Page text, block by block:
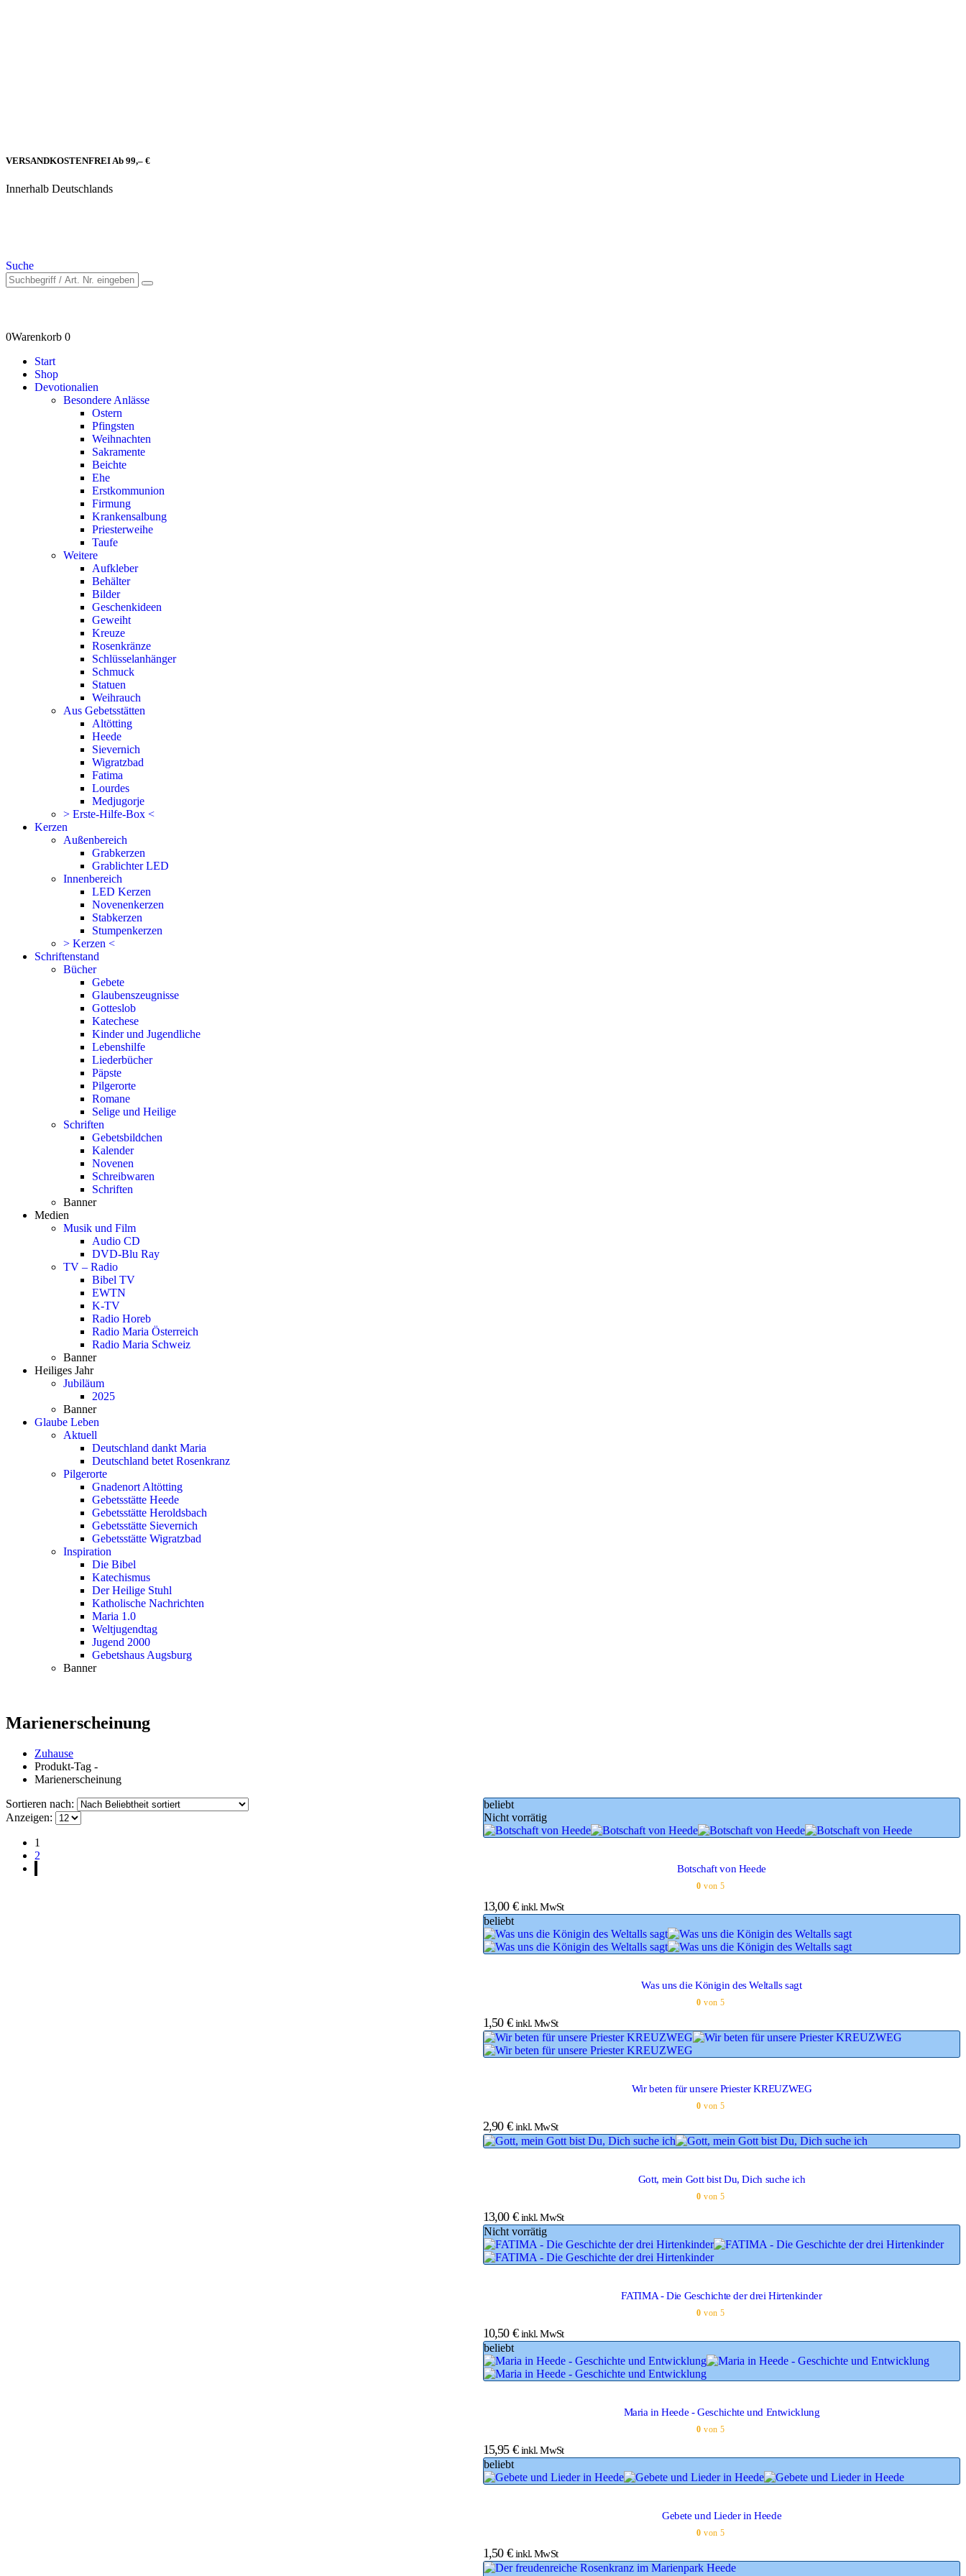
VERSANDKOSTENFREI Ab 99,– €
Innerhalb Deutschlands
Suche
0Warenkorb 0
Start
Shop
Devotionalien
Besondere Anlässe
Ostern
Pfingsten
Weihnachten
Sakramente
Beichte
Ehe
Erstkommunion
Firmung
Krankensalbung
Priesterweihe
Taufe
Weitere
Aufkleber
Behälter
Bilder
Geschenkideen
Geweiht
Kreuze
Rosenkränze
Schlüsselanhänger
Schmuck
Statuen
Weihrauch
Aus Gebetsstätten
Altötting
Heede
Sievernich
Wigratzbad
Fatima
Lourdes
Medjugorje
> Erste-Hilfe-Box <
Kerzen
Außenbereich
Grabkerzen
Grablichter LED
Innenbereich
LED Kerzen
Novenenkerzen
Stabkerzen
Stumpenkerzen
> Kerzen <
Schriftenstand
Bücher
Gebete
Glaubenszeugnisse
Gotteslob
Katechese
Kinder und Jugendliche
Lebenshilfe
Liederbücher
Päpste
Pilgerorte
Romane
Selige und Heilige
Schriften
Gebetsbildchen
Kalender
Novenen
Schreibwaren
Schriften
Banner
Medien
Musik und Film
Audio CD
DVD-Blu Ray
TV – Radio
Bibel TV
EWTN
K-TV
Radio Horeb
Radio Maria Österreich
Radio Maria Schweiz
Banner
Heiliges Jahr
Jubiläum
2025
Banner
Glaube Leben
Aktuell
Deutschland dankt Maria
Deutschland betet Rosenkranz
Pilgerorte
Gnadenort Altötting
Gebetsstätte Heede
Gebetsstätte Heroldsbach
Gebetsstätte Sievernich
Gebetsstätte Wigratzbad
Inspiration
Die Bibel
Katechismus
Der Heilige Stuhl
Katholische Nachrichten
Maria 1.0
Weltjugendtag
Jugend 2000
Gebetshaus Augsburg
Banner
Marienerscheinung
Zuhause
Produkt-Tag -
Marienerscheinung
Sortieren nach:
Anzeigen:
1
2
beliebt
Nicht vorrätig
Botschaft von Heede
0 von 5
13,00 € inkl. MwSt
beliebt
Was uns die Königin des Weltalls sagt
0 von 5
1,50 € inkl. MwSt
Wir beten für unsere Priester KREUZWEG
0 von 5
2,90 € inkl. MwSt
Gott, mein Gott bist Du, Dich suche ich
0 von 5
13,00 € inkl. MwSt
Nicht vorrätig
FATIMA - Die Geschichte der drei Hirtenkinder
0 von 5
10,50 € inkl. MwSt
beliebt
Maria in Heede - Geschichte und Entwicklung
0 von 5
15,95 € inkl. MwSt
beliebt
Gebete und Lieder in Heede
0 von 5
1,50 € inkl. MwSt